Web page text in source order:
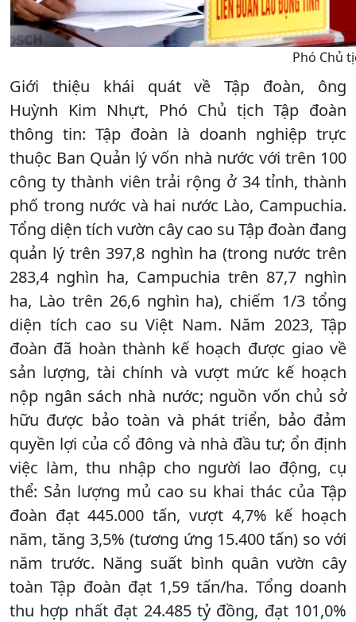
Phó Chủ
Giới thiệu khái quát về Tập đoàn, ông
Huỳnh Kim Nhựt, Phó Chủ tịch Tập đoàn
thông tin: Tập đoàn là doanh nghiệp trực
thuộc Ban Quản lý vốn nhà nước với trên 100
công ty thành viên trải rộng ở 34 tỉnh, thành
phố trong nước và hai nước Lào, Campuchia.
Tổng diện tích vườn cây cao su Tập đoàn đang
quản lý trên 397,8 nghìn ha (trong nước trên
283,4 nghìn ha, Campuchia trên 87,7 nghìn
ha, Lào trên 26,6 nghìn ha), chiếm 1/3 tổng
diện tích cao su Việt Nam. Năm 2023, Tập
đoàn đã hoàn thành kế hoạch được giao về
sản lượng, tài chính và vượt mức kế hoạch
nộp ngân sách nhà nước; nguồn vốn chủ sở
hữu được bảo toàn và phát triển, bảo đảm
quyền lợi của cổ đông và nhà đầu tư; ổn định
việc làm, thu nhập cho người lao động, cụ
thể: Sản lượng mủ cao su khai thác của Tập
đoàn đạt 445.000 tấn, vượt 4,7% kế hoạch
năm, tăng 3,5% (tương ứng 15.400 tấn) so với
năm trước. Năng suất bình quân vườn cây
toàn Tập đoàn đạt 1,59 tấn/ha. Tổng doanh
thu hợp nhất đạt 24.485 tỷ đồng, đạt 101,0%